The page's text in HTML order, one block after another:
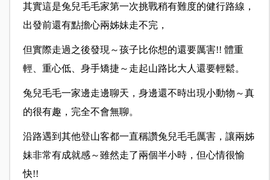
其實這是兔兒毛毛家第一次挑戰稍有難度的健行路線，
出發前還有點擔心兩姊妹走不完，
但實際走過之後發現～孩子比你想的還要厲害!! 體重
輕、重心低、身手矯捷～走起山路比大人還要輕鬆。
兔兒毛毛一家邊走邊聊天，身邊還不時出現小動物～真
的很有趣，完全不會無聊。
沿路遇到其他登山客都一直稱讚兔兒毛毛厲害，讓兩姊
妹非常有成就感～雖然走了兩個半小時，但心情很愉
快!!